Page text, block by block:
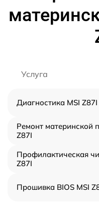
Услуга
Диагностика MSI Z87I
Ремонт материнской
Z87I
Профилактическая
Z87I
Прошивка BIOS MSI